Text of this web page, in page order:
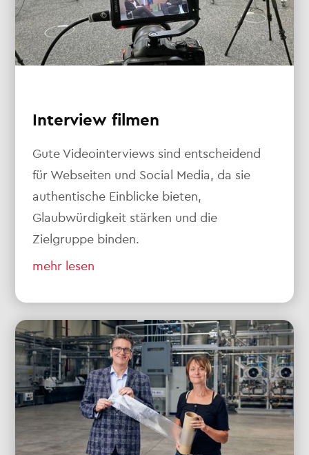
Interview filmen
Gute Videointerviews sind entscheidend
für Webseiten und Social Media, da sie
authentische Einblicke bieten,
Glaubwürdigkeit stärken und die
Zielgruppe binden.
mehr lesen